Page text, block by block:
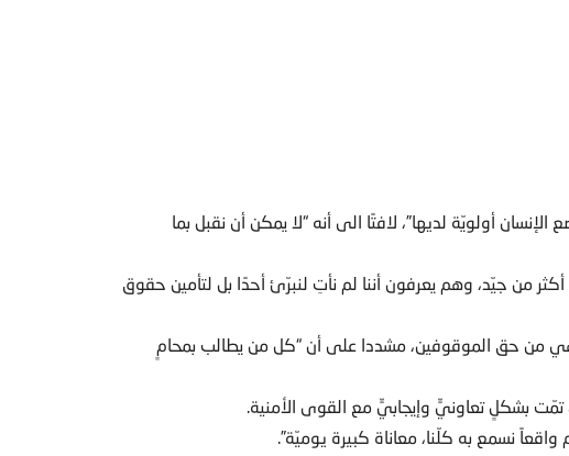
أولويّة لديها”، لافتًا الى أنه “لا يمكن أن نقبل بما
من جيّد، وهم يعرفون أننا لم نأتِ لنبرّئ أحدًا بل لتأمين حقوق
من حق الموقوفين، مشددا على أن “كل من يطالب بمحامٍ
نسمع به كلّنا، معاناة كبيرة يوميّة”.